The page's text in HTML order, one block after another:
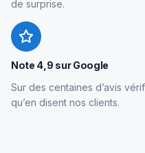
de surprise.
Note 4,9 sur Google
Sur des centaines d’avis
qu’en disent nos clients.